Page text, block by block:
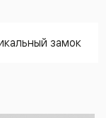
замок